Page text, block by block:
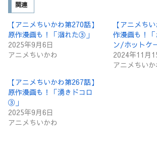
関連
【アニメちいかわ第270話】
原作漫画も！「涸れた③」
2025年9月6日
アニメちいかわ
【アニメち
作漫画も！
ン/ホットケ
2024年11月
アニメちいか
【アニメちいかわ第267話】
原作漫画も！「湧きドコロ
③」
2025年9月6日
アニメちいかわ